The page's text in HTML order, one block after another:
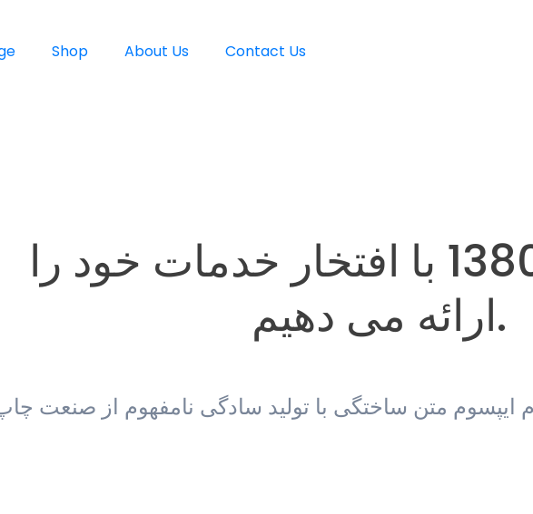
Shop About Us Contact Us
ما از سال 1380 با افتخار خدمات خود را
ارائه می دهیم.
ایپسوم متن ساختگی با تولید سادگی نامفهوم از صنعت